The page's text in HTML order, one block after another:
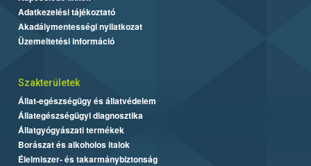
Adatkezelési tájékoztató
Akadálymentességi nyilatkozat
Üzemeltetési információ
Szakterületek
Állat-egészségügy és állatvédelem
Állategészségügyi diagnosztika
Állatgyógyászati termékek
Borászat és alkoholos italok
Élelmiszer- és takarmánybiztonság